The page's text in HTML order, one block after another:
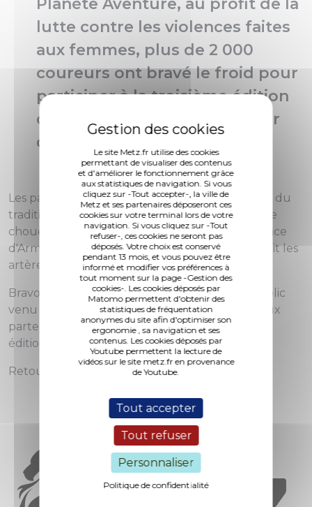
Le site Metz.fr utilise des cookies
permettant de visualiser des contenus
et d'améliorer le fonctionnement grâce
aux statistiques de navigation. Si vous
cliquez sur -Tout accepter-, la ville de
Metz et ses partenaires déposeront ces
cookies sur votre terminal lors de votre
navigation. Si vous cliquez sur -Tout
refuser-, ces cookies ne seront pas
déposés. Votre choix est conservé
pendant 13 mois, et vous pouvez être
informé et modifier vos préférences à
tout moment sur la page -Gestion des
cookies-. Les cookies déposés par
Matomo permettent d'obtenir des
statistiques de fréquentation
anonymes du site afin d'optimiser son
ergonomie , sa navigation et ses
contenus. Les cookies déposés par
Youtube permettent la lecture de
vidéos sur le site metz.fr en provenance
de Youtube.
Tout accepter
Tout refuser
Personnaliser
Politique de confidentialité
Planète Aventure, au profit de la
lutte contre les violences faites
aux femmes, plus de 2 000
coureurs ont bravé le froid pour
participer à la troisième édition
de la Nocti'Run, en plein cœur
de Metz.
Les participants, équipés de lampes frontales et du
traditionnels t-shirt fluo, floqué d'un symbole de
chouette, se sont retrouvés pour un départ place
d'Armes, ce dimanche soir pour parcourir de nuit les
artères et places de la ville.
Bravo à tous les courageux participants, au public
venu les encourager, aux bénévoles, ainsi qu'aux
partenaires pour le succès de cette troisième
édition.
Retour en photos…